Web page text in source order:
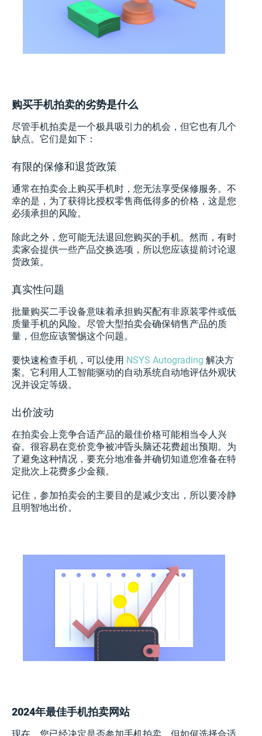
购买手机拍卖的劣势是什么
尽管手机拍卖是一个极具吸引力的机会，但它也有几个
缺点。它们是如下：
有限的保修和退货政策
通常在拍卖会上购买手机时，您无法享受保修服务。不
幸的是，为了获得比授权零售商低得多的价格，这是您
必须承担的风险。
除此之外，您可能无法退回您购买的手机。然而，有时
卖家会提供一些产品交换选项，所以您应该提前讨论退
货政策。
真实性问题
批量购买二手设备意味着承担购买配有非原装零件或低
质量手机的风险。尽管大型拍卖会确保销售产品的质
量，但您应该警惕这个问题。
要快速检查手机，可以使用 NSYS Autograding 解决方
案。它利用人工智能驱动的自动系统自动地评估外观状
况并设定等级。
出价波动
在拍卖会上竞争合适产品的最佳价格可能相当令人兴
奋。很容易在竞价竞争被冲昏头脑还花费超出预期。为
了避免这种情况，要充分地准备并确切知道您准备在特
定批次上花费多少金额。
记住，参加拍卖会的主要目的是减少支出，所以要冷静
且明智地出价。
2024年最佳手机拍卖网站